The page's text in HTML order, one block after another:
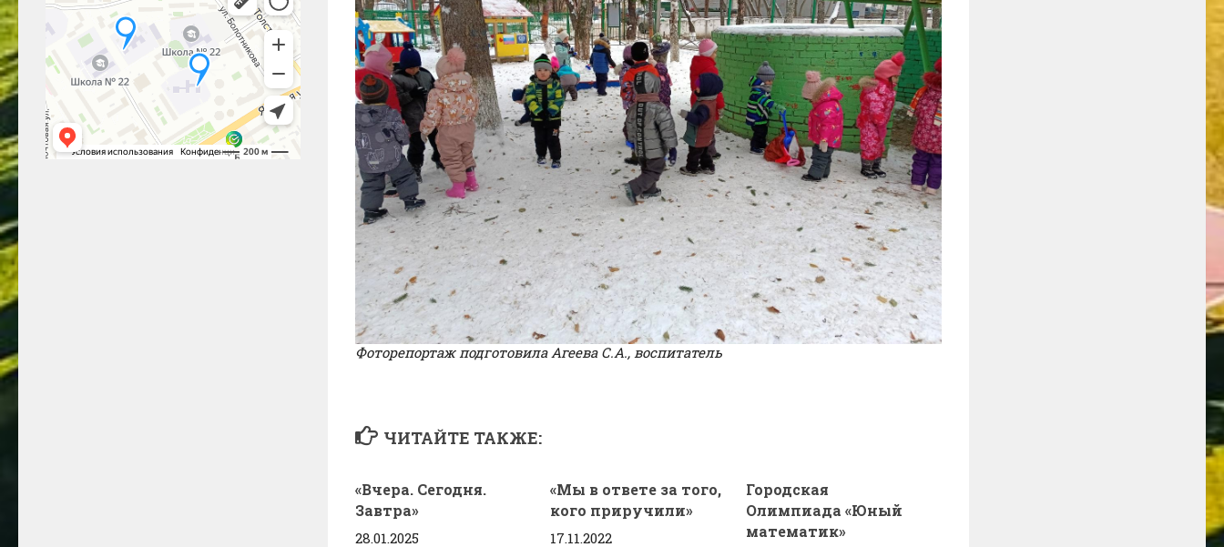
Фоторепортаж подготовила Агеева С.А., воспитатель
ЧИТАЙТЕ ТАКЖЕ:
«Вчера. Сегодня.
Завтра»
28.01.2025
«Мы в ответе за того,
кого приручили»
17.11.2022
Городская
Олимпиада «Юный
математик»